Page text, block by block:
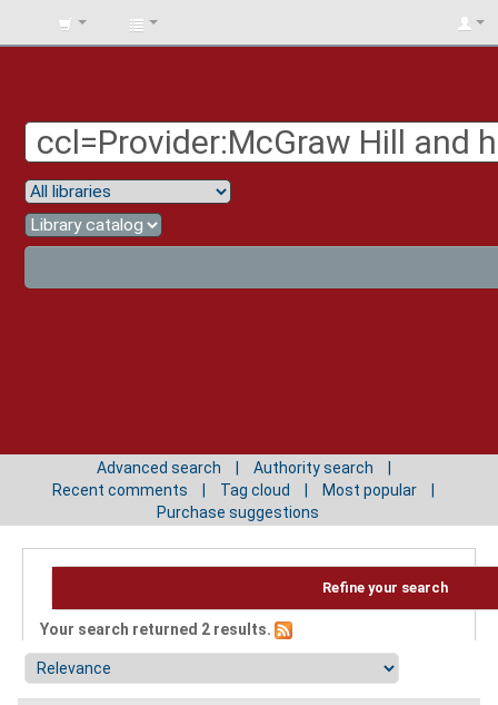
BIBLIOTECA
Advanced search
Authority search
Recent comments
Tag cloud
Most popular
Purchase suggestions
Refine your search
Your search returned 2 results.